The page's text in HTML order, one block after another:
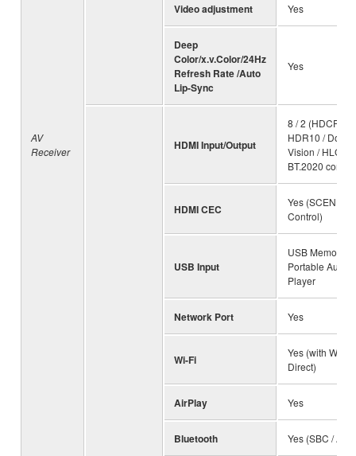
AV
Receiver
Video adjustment Yes
Deep
Color/x.v.Color/24Hz
Refresh Rate /Auto
Lip-Sync
Yes
HDMI Input/Output
8 / 2 (HDCP2.2,
HDR10 / Dolby
Vision / HLG
BT.2020
HDMI CEC
Yes (SCENE,
Control)
USB Input
USB Memory,
Portable Audio
Player
Network Port Yes
Wi-Fi
Yes (with
Direct)
AirPlay Yes
Bluetooth Yes (SBC /